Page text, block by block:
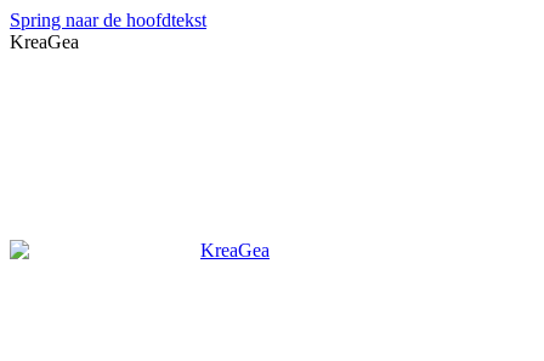
Spring naar de hoofdtekst
KreaGea